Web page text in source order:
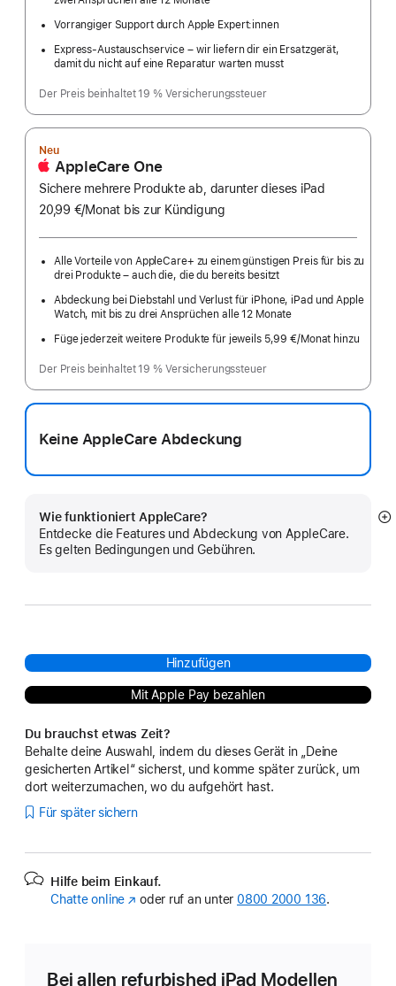
Vorrangiger Support durch Apple Expert:innen
Express-Austauschservice – wir liefern dir ein Ersatzgerät,
damit du nicht auf eine Reparatur warten musst
Der Preis beinhaltet 19 % Versicherungssteuer
Neu
AppleCare One
Sichere mehrere Produkte ab, darunter dieses iPad
20,99 €/Monat pro
bis zur Kündigung
Alle Vorteile von AppleCare+ zu einem günstigen Preis für bis zu
drei Produkte – auch die, die du bereits besitzt
Abdeckung bei Diebstahl und Verlust für iPhone, iPad und Apple
Watch, mit bis zu drei Ansprüchen alle 12 Monate
Füge jederzeit weitere Produkte für jeweils 5,99 €/Monat hinzu
Der Preis beinhaltet 19 % Versicherungssteuer
Keine AppleCare Abdeckung
Wie funktioniert AppleCare?
Entdecke die Features und Abdeckung von AppleCare.
Es gelten Bedingungen und Gebühren.
Hinzufügen
Mit Apple Pay bezahlen
Du brauchst etwas Zeit?
Behalte deine Auswahl, indem du dieses Gerät in „Deine
gesicherten Artikel“ sicherst, und komme später zurück, um
dort weiterzumachen, wo du aufgehört hast.
Für später sichern
Hilfe beim Einkauf.
Chatte online (Öffnet
oder ruf an unter 0800 2000 136.
Bei allen refurbished iPad Modellen